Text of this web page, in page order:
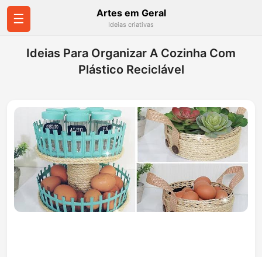
☰ Artes em Geral
Ideias criativas
Ideias Para Organizar A Cozinha Com
Plástico Reciclável